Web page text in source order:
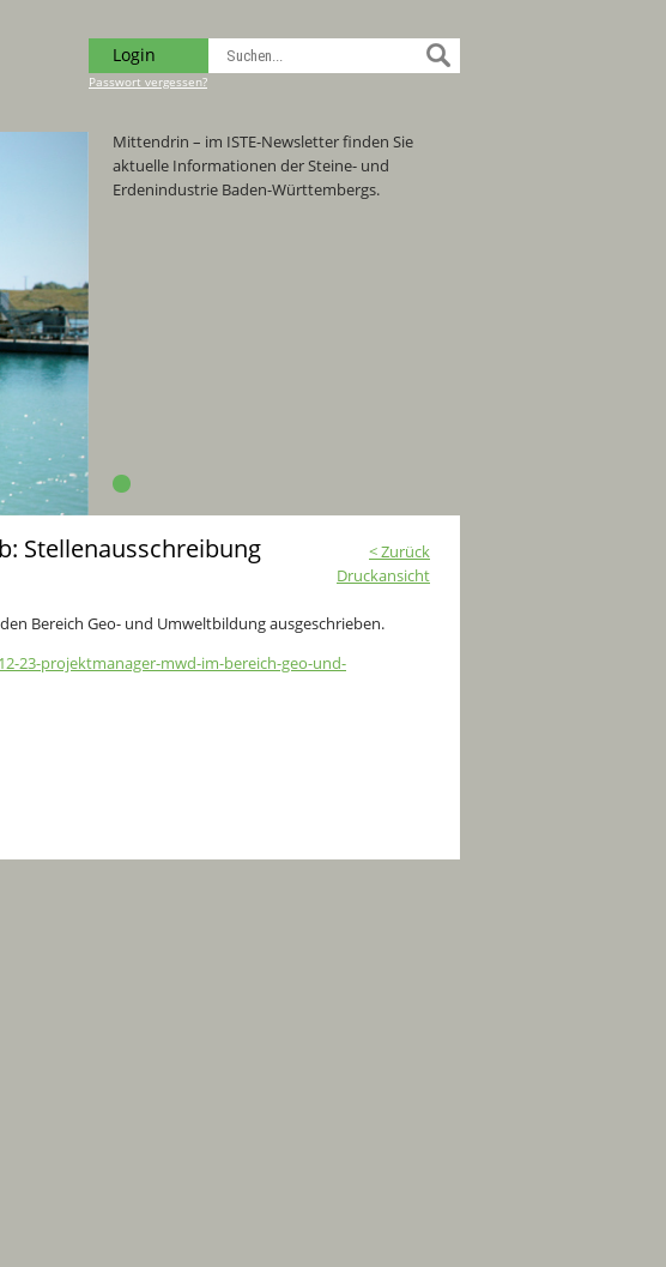
Login
Passwort vergessen?
Mittendrin – im ISTE-Newsletter finden Sie
aktuelle Informationen der Steine- und
Erdenindustrie Baden-Württembergs.
< Zurück
Druckansicht
Stellenausschreibung
Bereich Geo- und Umweltbildung ausgeschrieben.
23-projektmanager-mwd-im-bereich-geo-und-